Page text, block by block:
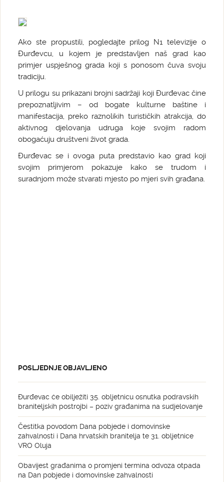
Ako ste propustili, pogledajte prilog N1 televizije o
Đurđevcu, u kojem je predstavljen naš grad kao
primjer uspješnog grada koji s ponosom čuva svoju
tradiciju.
U prilogu su prikazani brojni sadržaji koji Đurđevac čine
prepoznatljivim – od bogate kulturne baštine i
manifestacija, preko raznolikih turističkih atrakcija, do
aktivnog djelovanja udruga koje svojim radom
obogaćuju društveni život grada.
Đurđevac se i ovoga puta predstavio kao grad koji
svojim primjerom pokazuje kako se trudom i
suradnjom može stvarati mjesto po mjeri svih građana.
POSLJEDNJE OBJAVLJENO
Đurđevac će obilježiti 35. obljetnicu osnutka podravskih
braniteljskih postrojbi – poziv građanima na sudjelovanje
Čestitka povodom Dana pobjede i domovinske
zahvalnosti i Dana hrvatskih branitelja te 31. obljetnice
VRO Oluja
Obavijest građanima o promjeni termina odvoza otpada
na Dan pobjede i domovinske zahvalnosti